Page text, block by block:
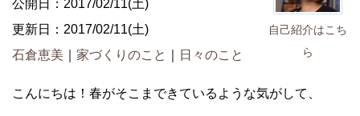
自己紹介はこち
ら
公開日：2017/02/11(土)
更新日：2017/02/11(土)
石倉恵美
家づくりのこと 日々のこと
こんにちは！春がそこまできているような気がして、